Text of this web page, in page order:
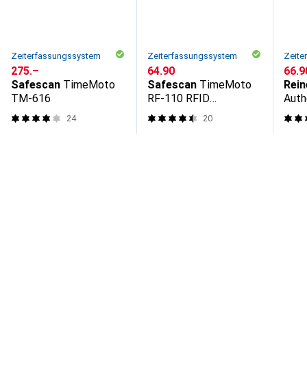
Zeiterfassungssystem
CHF
275.–
Safescan TimeMoto
TM-616
24
Zeiterfassungssystem
CHF
64.90
Safescan TimeMoto
RF-110 RFID
Schlüsselanhänger
20
CHF